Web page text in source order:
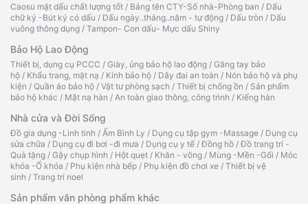
Caosu mặt dấu chất lượng tốt / Bảng tên CTY-Số nhà-Phòng ban / Dấu
chữ ký -Bút ký có dấu / Dấu ngày..tháng..năm - tự động / Dấu tròn / Dấu
vuông thông dụng / Tampon- Con dấu- Mực dấu Shiny
Bảo Hộ Lao Động
Thiết bị, dụng cụ PCCC / Giày, ủng bảo hộ lao động / Găng tay bảo
hộ / Khẩu trang, mặt nạ / Kính bảo hộ / Dây đai an toàn / Nón bảo hộ và phụ
kiện / Quần áo bảo hộ / Vật tư phòng sạch / Thiết bị chống ồn / Sản phẩm
bảo hộ khác / Mặt nạ hàn / An toàn giao thông, công trình / Kiếng hàn
Nhà cửa và Đời Sống
Đồ gia dụng -Linh tinh / Ấm Bình Ly / Dụng cụ tập gym -Massage / Dụng cụ
sửa chữa / Dụng cụ đi bơi -đi mưa / Dụng cụ y tế /Đồng hồ /Đồ trang trí -
Quà tặng / Gậy chụp hình / Hột quẹt / Khăn - võng / Mùng -Mền -Gối / Móc
khóa -Ổ khóa / Phụ kiện nhà bếp / Phụ kiện đồ chơi xe / Thiết bị vệ
sinh / Trang trí noel
Sản phẩm văn phòng phẩm khác